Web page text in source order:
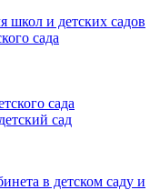
школ и детских садов
сада
сада
сад
в детском саду и